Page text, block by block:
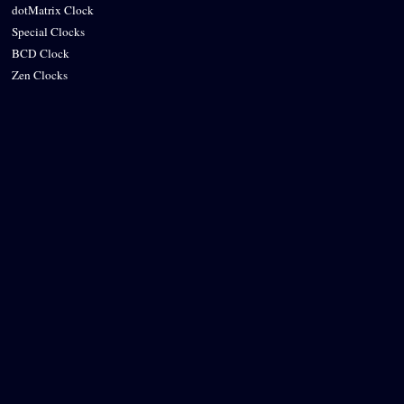
dotMatrix Clock
Special Clocks
BCD Clock
Zen Clocks